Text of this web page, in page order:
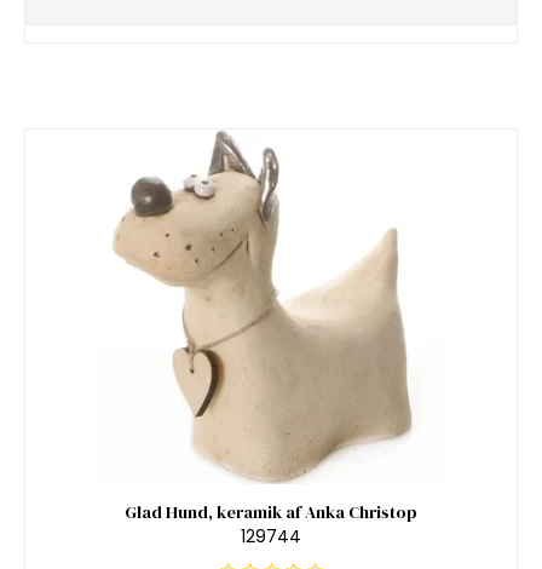
Glad Hund, keramik af Anka Christop
129744